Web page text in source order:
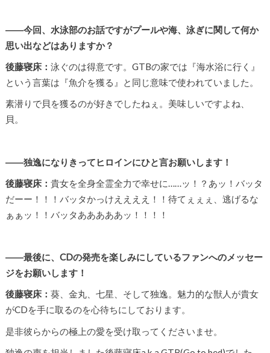
――今回、水泳部のお話ですがプールや海、泳ぎに関して何か
思い出などはありますか？
後藤寝床： 泳ぐのは得意です。GTBの家では『海水浴に行く』
という言葉は『魚介を獲る』と同じ意味で使われていました。
素潜りで貝を獲るのが好きでしたねぇ。美味しいですよね、
貝。
――独逸になりきってヒロインにひと言お願いします！
後藤寝床： 貴女を全身全霊全力で幸せに……ッ！？あッ！バッタ
だーー！！！バッタかっけええええ！！待てぇぇぇ、逃げるな
ぁぁッ！！バッタあああああッ！！！！
――最後に、CDの発売を楽しみにしているファンへのメッセー
ジをお願いします！
後藤寝床： 葵、金丸、七星、そして独逸。魅力的な獣人が貴女
がCDを手に取るのを心待ちにしております。
是非彼らからの極上の愛を受け取ってくださいませ。